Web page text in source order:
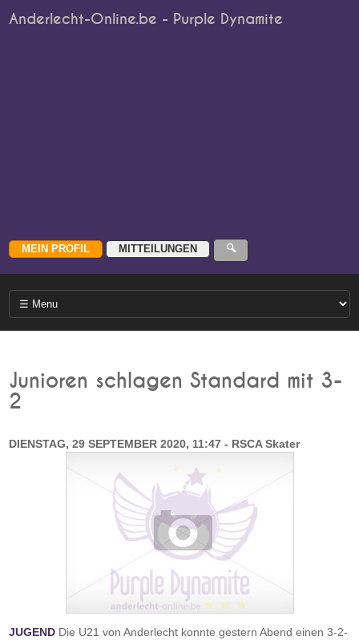
Anderlecht-Online.be - Purple Dynamite
Junioren schlagen Standard mit 3-
2
DIENSTAG, 29 SEPTEMBER 2020, 11:47 - RSCA Skater
JUGEND Die U21 von Anderlecht konnte gestern Abend einen 3-2-